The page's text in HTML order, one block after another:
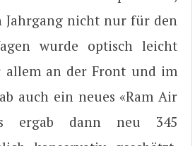
Jahrgang nicht nur für den
wurde optisch leicht
allem an der Front und im
auch ein neues «Ram Air
ergab dann neu 345